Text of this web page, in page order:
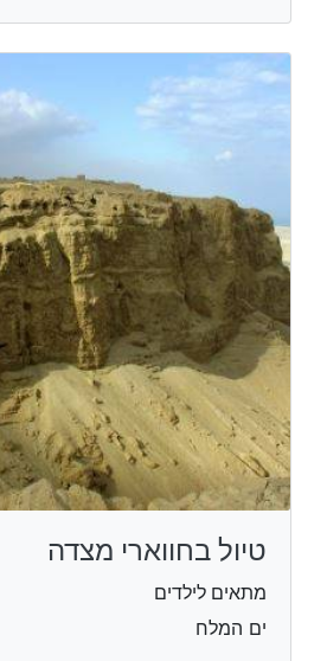
טיול בחווארי מצדה
מתאים לילדים
ים המלח